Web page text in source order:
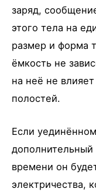
заряд,
этого тела на
размер и форма
ёмкость не
на неё не
полостей.
Если
дополнительный
времени он
электричества,